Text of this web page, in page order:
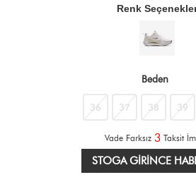
Renk
Beden
36 37 38 39
Vade Farksız 3 Taksit
STOGA GIRINCE